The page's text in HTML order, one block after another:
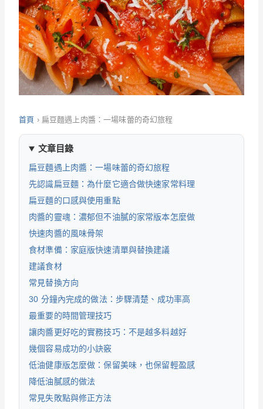
首頁 › 扁豆麵遇上肉醬：一場味蕾的奇幻旅程
文章目錄
扁豆麵遇上肉醬：一場味蕾的奇幻旅程
先認識扁豆麵：為什麼它適合做快速家常料理
扁豆麵的口感與使用重點
肉醬的靈魂：濃郁但不油膩的家常版本怎麼做
快速肉醬的風味骨架
食材準備：家庭版快速清單與替換建議
建議食材
常見替換方向
30 分鐘內完成的做法：步驟清楚、成功率高
最重要的時間管理技巧
讓肉醬更好吃的實務技巧：不是越多料越好
幾個容易成功的小訣竅
低油健康版怎麼做：保留美味，也保留輕盈感
降低油膩感的做法
常見失敗點與修正方法